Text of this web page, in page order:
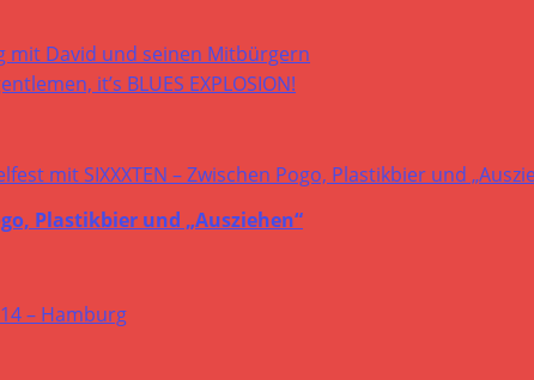
mit David und seinen Mitbürgern
it’s BLUES EXPLOSION!
Plastikbier und „Ausziehen“